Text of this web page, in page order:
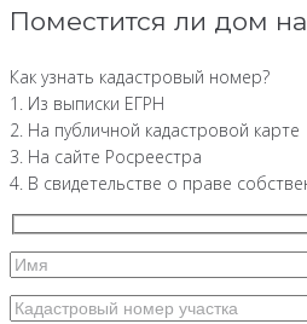
Поместится ли дом
Как узнать кадастровый номер?
1. Из выписки ЕГРН
2. На публичной кадастровой карте
3. На сайте Росреестра
4. В свидетельстве о праве